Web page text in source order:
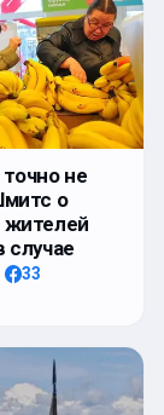
не
о
жителей
случае
33